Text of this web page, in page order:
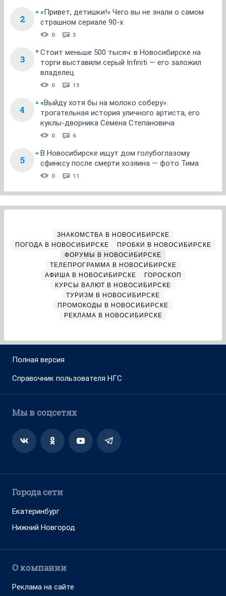
2
«Привет, детишки!» Чего вы не знали о самом
страшном сериале 90-х
0 3
3
Стоит меньше 500 тысяч: в Новосибирске на
торги выставили серый Infiniti — его заложил
владелец
0 13
4
«Выйду хотя бы на молоко соберу»:
трогательная история уличного артиста, его
куклы-дворника Семена Степановича
0 6
5
В Новосибирске ищут дом голубоглазому
сфинксу после смерти хозяина — фото Тима
0 11
ЗНАКОМСТВА В НОВОСИБИРСКЕ
ПОГОДА В НОВОСИБИРСКЕ
ПРОБКИ В НОВОСИБИРСКЕ
ФОРУМЫ В НОВОСИБИРСКЕ
ТЕЛЕПРОГРАММА В НОВОСИБИРСКЕ
АФИША В НОВОСИБИРСКЕ
ГОРОСКОП
КУРСЫ ВАЛЮТ В НОВОСИБИРСКЕ
ТУРИЗМ В НОВОСИБИРСКЕ
ПРОМОКОДЫ В НОВОСИБИРСКЕ
РЕКЛАМА В НОВОСИБИРСКЕ
Полная версия
Справочник пользователя НГС
Мы в соцсетях
Города сети
Екатеринбург
Нижний Новгород
О компании
Реклама на сайте